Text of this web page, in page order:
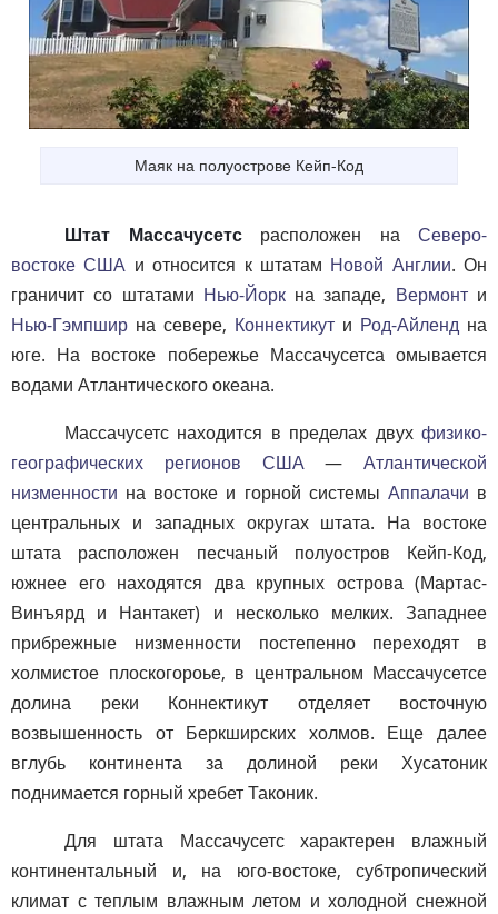
Маяк на полуострове Кейп-Код
Штат Массачусетсрасположен на Северо-
востоке США и относится к штатам Новой Англии. Он
граничит со штатами Нью-Йоркна западе, Вермонти
Нью-Гэмпшир на севере, Коннектикут и Род-Айленд на
юге. На востоке побережье Массачусетса омывается
водами Атлантического океана.
Массачусетс находится в пределах двух физико-
географических регионов США— Атлантической
низменности на востоке и горной системы Аппалачи в
центральных и западных округах штата. На востоке
штата расположен песчаный полуостров Кейп-Код,
южнее его находятся два крупных острова (Мартас-
Винъярд и Нантакет) и несколько мелких. Западнее
прибрежные низменности постепенно переходят в
холмистое плоскогороье, в центральном Массачусетсе
долина реки Коннектикут отделяет восточную
возвышенность от Беркширских холмов. Еще далее
вглубь континента за долиной реки Хусатоник
поднимается горный хребет Таконик.
Для штата Массачусетс характерен влажный
континентальный и, на юго-востоке, субтропический
климат с теплым влажным летом и холодной снежной